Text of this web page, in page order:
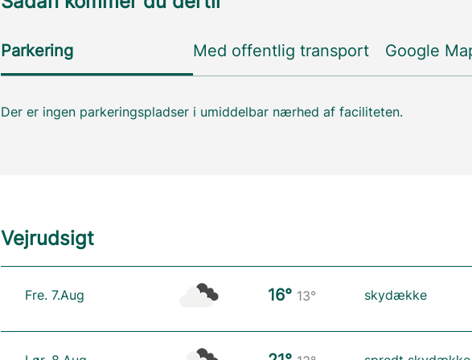
Parkering Med offentlig transport Google
Der er ingen parkeringspladser i umiddelbar nærhed af faciliteten.
Vejrudsigt
Fre. 7.Aug 16° 13° skydække